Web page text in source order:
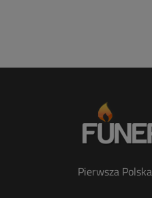
Pierwsza